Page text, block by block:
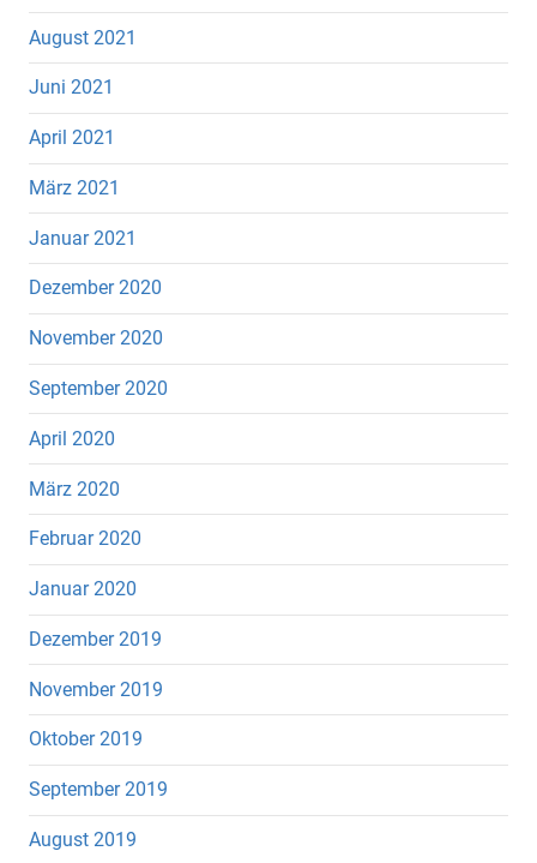
August 2021
Juni 2021
April 2021
März 2021
Januar 2021
Dezember 2020
November 2020
September 2020
April 2020
März 2020
Februar 2020
Januar 2020
Dezember 2019
November 2019
Oktober 2019
September 2019
August 2019